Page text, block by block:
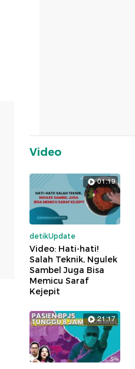
Video
01:19
detikUpdate
Video: Hati-hati!
Salah Teknik, Ngulek
Sambel Juga Bisa
Memicu Saraf
Kejepit
21:17